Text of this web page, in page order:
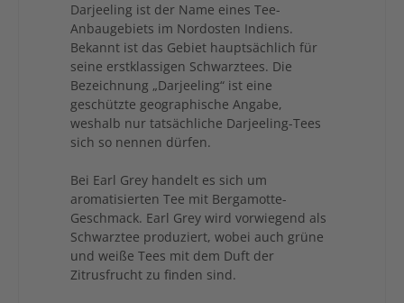
Darjeeling ist der Name eines Tee-
Anbaugebiets im Nordosten Indiens.
Bekannt ist das Gebiet hauptsächlich für
seine erstklassigen Schwarztees. Die
Bezeichnung „Darjeeling“ ist eine
geschützte geographische Angabe,
weshalb nur tatsächliche Darjeeling-Tees
sich so nennen dürfen.
Bei Earl Grey handelt es sich um
aromatisierten Tee mit Bergamotte-
Geschmack. Earl Grey wird vorwiegend als
Schwarztee produziert, wobei auch grüne
und weiße Tees mit dem Duft der
Zitrusfrucht zu finden sind.